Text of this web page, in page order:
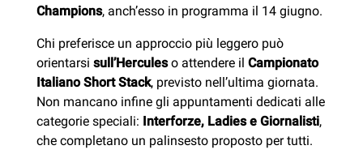
Champions, anch’esso in programma il 14 giugno.
Chi preferisce un approccio più leggero può
orientarsi sull’Herculeso attendere il Campionato
Italiano Short Stack, previsto nell’ultima giornata.
Non mancano infine gli appuntamenti dedicati alle
categorie speciali: Interforze, Ladies e Giornalisti,
che completano un palinsesto proposto per tutti.